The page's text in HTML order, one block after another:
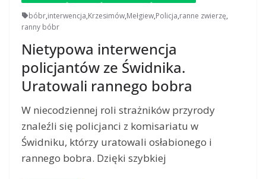
bóbr,interwencja,Krzesimów,Mełgiew,Policja,ranne zwierzę,
ranny bóbr
Nietypowa interwencja
policjantów ze Świdnika.
Uratowali rannego bobra
W niecodziennej roli strażników przyrody
znaleźli się policjanci z komisariatu w
Świdniku, którzy uratowali osłabionego i
rannego bobra. Dzięki szybkiej